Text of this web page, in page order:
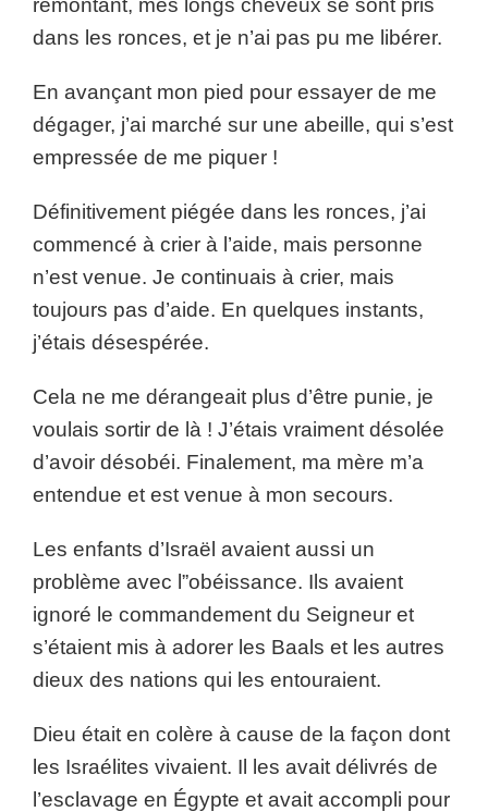
remontant, mes longs cheveux se sont pris
dans les ronces, et je n’ai pas pu me libérer.
En avançant mon pied pour essayer de me
dégager, j’ai marché sur une abeille, qui s’est
empressée de me piquer !
Définitivement piégée dans les ronces, j’ai
commencé à crier à l’aide, mais personne
n’est venue. Je continuais à crier, mais
toujours pas d’aide. En quelques instants,
j’étais désespérée.
Cela ne me dérangeait plus d’être punie, je
voulais sortir de là ! J’étais vraiment désolée
d’avoir désobéi. Finalement, ma mère m’a
entendue et est venue à mon secours.
Les enfants d’Israël avaient aussi un
problème avec l”obéissance. Ils avaient
ignoré le commandement du Seigneur et
s’étaient mis à adorer les Baals et les autres
dieux des nations qui les entouraient.
Dieu était en colère à cause de la façon dont
les Israélites vivaient. Il les avait délivrés de
l’esclavage en Égypte et avait accompli pour